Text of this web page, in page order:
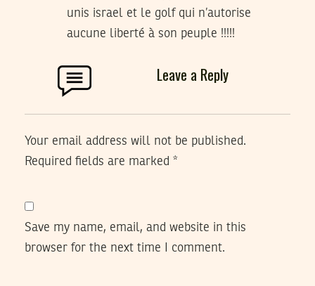
unis israel et le golf qui n’autorise
aucune liberté à son peuple !!!!!
Leave a Reply
Your email address will not be published.
Required fields are marked *
Save my name, email, and website in this
browser for the next time I comment.